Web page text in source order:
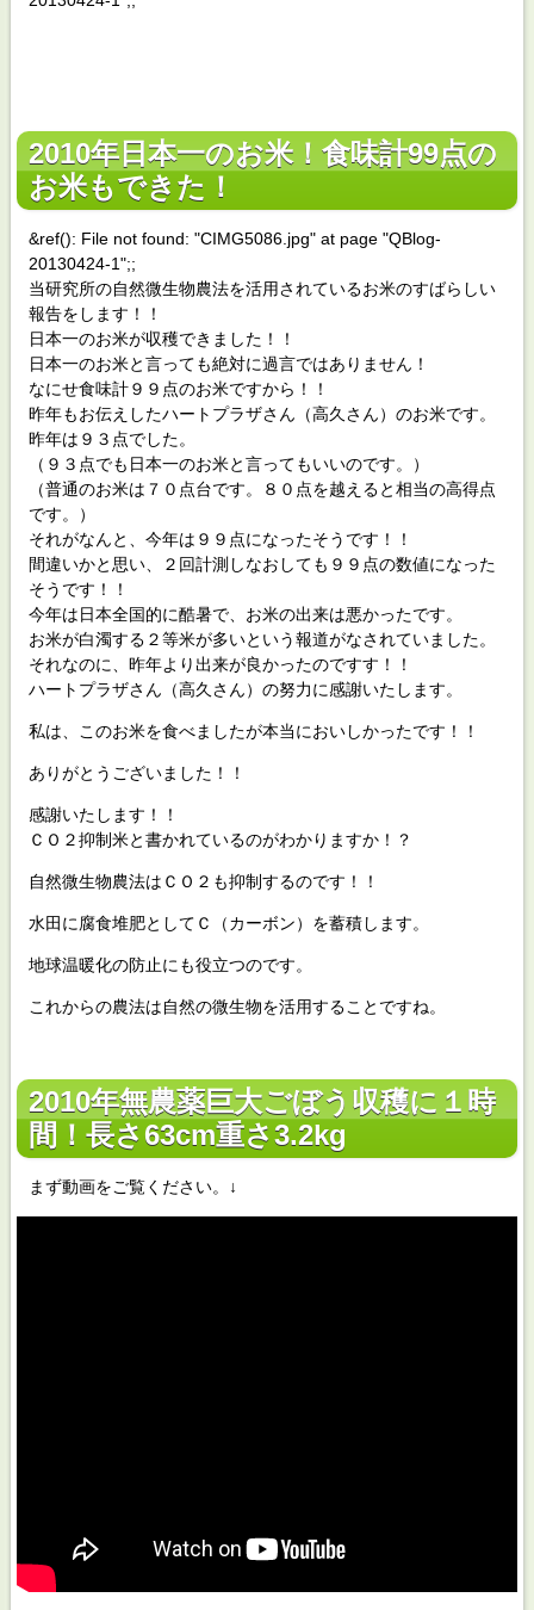
2010年日本一のお米！食味計99点の
お米もできた！
&ref(): File not found: "CIMG5086.jpg" at page "QBlog-
20130424-1";;
当研究所の自然微生物農法を活用されているお米のすばらしい
報告をします！！
日本一のお米が収穫できました！！
日本一のお米と言っても絶対に過言ではありません！
なにせ食味計９９点のお米ですから！！
昨年もお伝えしたハートプラザさん（高久さん）のお米です。
昨年は９３点でした。
（９３点でも日本一のお米と言ってもいいのです。）
（普通のお米は７０点台です。８０点を越えると相当の高得点
です。）
それがなんと、今年は９９点になったそうです！！
間違いかと思い、２回計測しなおしても９９点の数値になった
そうです！！
今年は日本全国的に酷暑で、お米の出来は悪かったです。
お米が白濁する２等米が多いという報道がなされていました。
それなのに、昨年より出来が良かったのですす！！
ハートプラザさん（高久さん）の努力に感謝いたします。
私は、このお米を食べましたが本当においしかったです！！
ありがとうございました！！
感謝いたします！！
ＣＯ２抑制米と書かれているのがわかりますか！？
自然微生物農法はＣＯ２も抑制するのです！！
水田に腐食堆肥としてＣ（カーボン）を蓄積します。
地球温暖化の防止にも役立つのです。
これからの農法は自然の微生物を活用することですね。
2010年無農薬巨大ごぼう収穫に１時
間！長さ63cm重さ3.2kg
まず動画をご覧ください。↓